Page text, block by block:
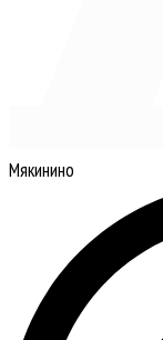
Мякинино